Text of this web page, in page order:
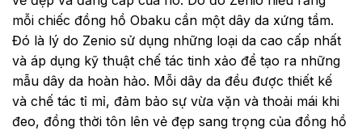
mỗi chiếc đồng hồ Obaku cần một dây da xứng tầm.
Đó là lý do Zenio sử dụng những loại da cao cấp nhất
và áp dụng kỹ thuật chế tác tinh xảo để tạo ra những
mẫu dây da hoàn hảo. Mỗi dây da đều được thiết kế
và chế tác tỉ mỉ, đảm bảo sự vừa vặn và thoải mái khi
đeo, đồng thời tôn lên vẻ đẹp sang trọng của đồng hồ